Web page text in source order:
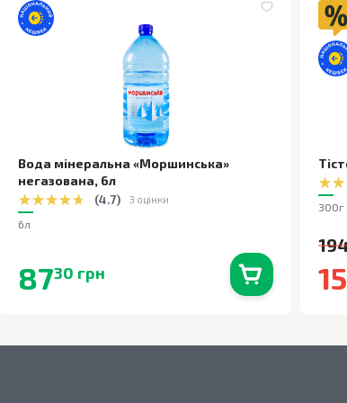
Вода мінеральна «Моршинська»
негазована, 6л
(4.7) 3 оцінки
6л
8730 грн
300г